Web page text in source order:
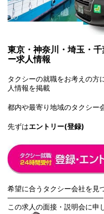
東京・神奈川・埼玉・
ー求人情報
タクシーの就職をお考えの方
人情報を掲載
都内や最寄り地域のタクシー
先ずはエントリー(登録)
希望に合うタクシー会社を見
───────────────────
この求人の面接・説明会に申